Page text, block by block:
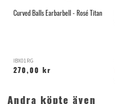
Curved Balls Earbarbell - Rosé Titan
IBX01RG
270,00 kr
Andra köpte även